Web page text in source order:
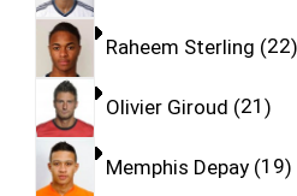
Raheem Sterling 22
Olivier Giroud 21
Memphis Depay 19